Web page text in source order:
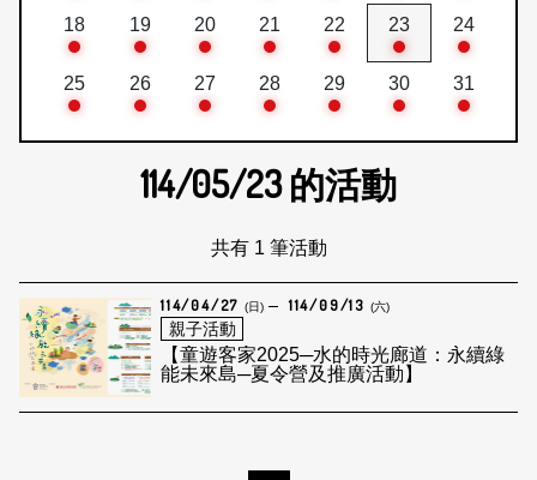
18 19 20 21 22 23 24
25 26 27 28 29 30 31
114/05/23的活動
共有 1 筆活動
114/04/27 (日) 114/09/13 (六)
親子活動
【童遊客家2025─水的時光廊道：永續綠
能未來島─夏令營及推廣活動】